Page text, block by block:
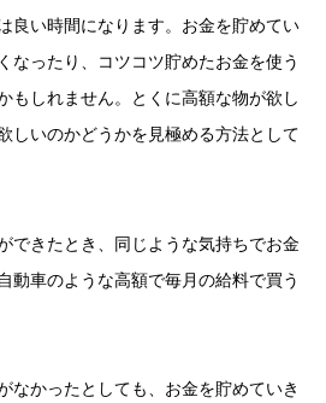
良い時間になります。お金を貯めてい
なったり、コツコツ貯めたお金を使う
もしれません。とくに高額な物が欲し
しいのかどうかを見極める方法として
できたとき、同じような気持ちでお金
動車のような高額で毎月の給料で買う
なかったとしても、お金を貯めていき